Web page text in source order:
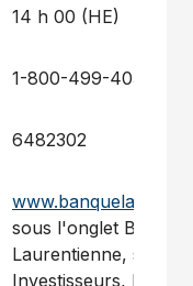
14 h 00 (HE)
1-800-499-4035
6482302
sous l'onglet Banque
Laurentienne, section
Investisseurs,